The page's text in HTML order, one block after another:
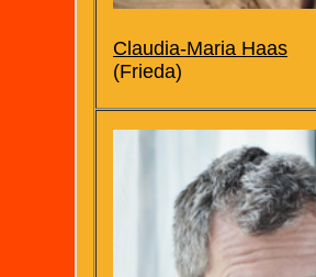
Claudia-Maria Haas
(Frieda)